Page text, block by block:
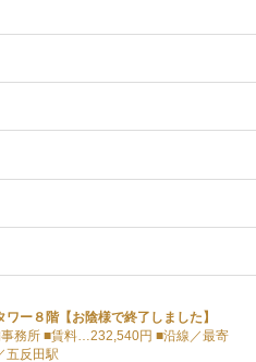
ー８階【お陰様で終了しました】
務所 ■賃料…232,540円 ■沿線／最寄
五反田駅